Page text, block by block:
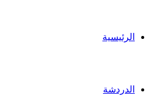
الرئيسية
الدردشة